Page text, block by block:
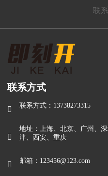
联
联系方式
 联系方式：13738273315

地址：上海、北京、广州、
津、西安、重庆
 邮箱：123456@123.com